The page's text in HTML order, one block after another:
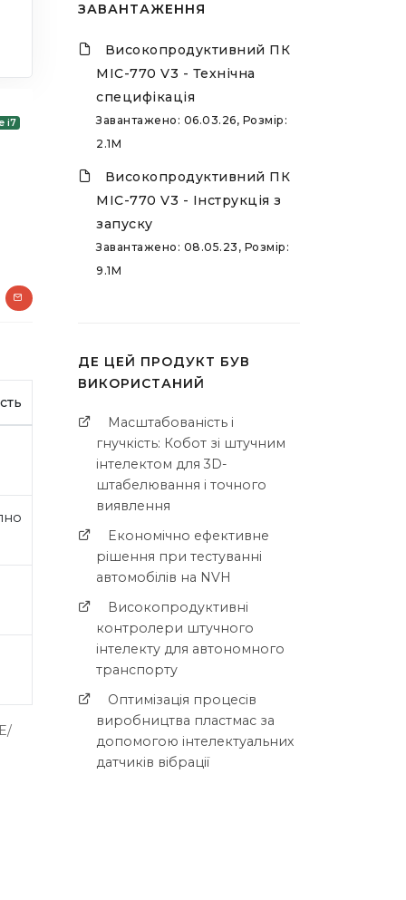
i7
ЗАВАНТАЖЕННЯ
Високопродуктивний ПК
MIC-770 V3 - Технічна
специфікація
Завантажено: 06.03.26, Розмір:
2.1M
Високопродуктивний ПК
MIC-770 V3 - Інструкція з
запуску
Завантажено: 08.05.23, Розмір:
9.1M
ДЕ ЦЕЙ ПРОДУКТ БУВ
ВИКОРИСТАНИЙ
Масштабованість і
гнучкість: Кобот зі штучним
інтелектом для 3D-
штабелювання і точного
виявлення
Економічно ефективне
рішення при тестуванні
автомобілів на NVH
Високопродуктивні
контролери штучного
інтелекту для автономного
транспорту
Оптимізація процесів
виробництва пластмас за
допомогою інтелектуальних
датчиків вібрації